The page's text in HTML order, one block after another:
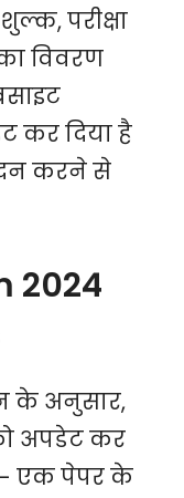
शुल्क, परीक्षा
विवरण
कर दिया है
करने से
2024
के अनुसार,
अपडेट कर
– एक पेपर के